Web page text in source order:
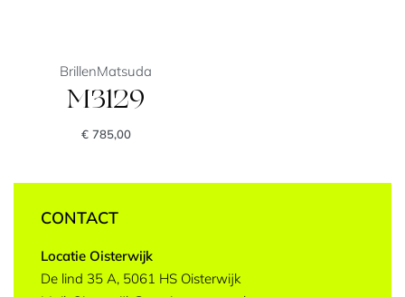
BrillenMatsuda
M3129
€785,00
CONTACT
Locatie Oisterwijk
De lind 35 A, 5061 HS Oisterwijk